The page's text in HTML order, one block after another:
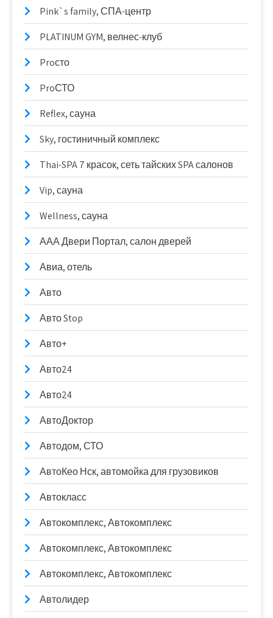
Pink`s family, СПА-центр
PLATINUM GYM, велнес-клуб
Proсто
ProСТО
Reflex, сауна
Sky, гостиничный комплекс
Thai-SPA 7 красок, сеть тайских SPA салонов
Vip, сауна
Wellness, сауна
ААА Двери Портал, салон дверей
Авиа, отель
Авто
Авто Stop
Авто+
Авто24
Авто24
АвтоДоктор
Автодом, СТО
АвтоКео Нск, автомойка для грузовиков
Автокласс
Автокомплекс, Автокомплекс
Автокомплекс, Автокомплекс
Автокомплекс, Автокомплекс
Автолидер